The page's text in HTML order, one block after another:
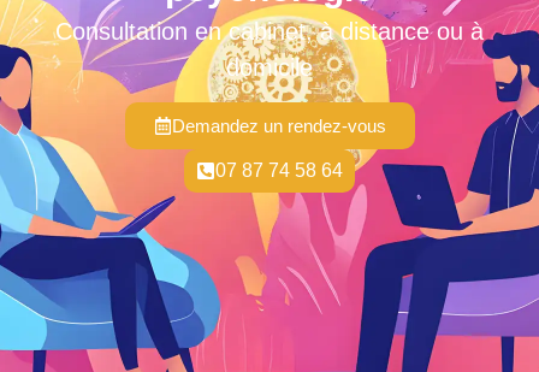
Consultation en cabinet, à distance ou à
domicile
Demandez un rendez-vous
07 87 74 58 64